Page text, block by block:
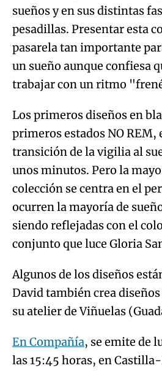
sueños y en sus distintas
pesadillas. Presentar esta
pasarela tan importante
un sueño aunque confiesa
trabajar con un ritmo
Los primeros diseños en
primeros estados NO REM,
transición de la vigilia al
unos minutos. Pero la
colección se centra en el
ocurren la mayoría de
siendo reflejadas con el
conjunto que luce Gloria
Algunos de los diseños
David también crea
su atelier de Viñuelas
En Compañía, se emite de
las 15:45 horas, en